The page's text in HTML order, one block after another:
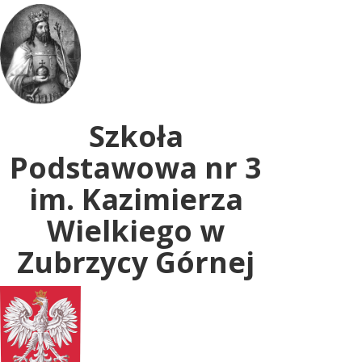
Uwaga:
ta
witryna
zawiera
system
dostępności.
Szkoła
Podstawowa nr 3
im. Kazimierza
Wielkiego w
Zubrzycy Górnej